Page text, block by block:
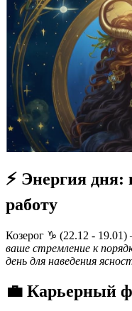
⚡ Энергия
работу
Козерог ♑️ (22.12 -
ваше стремление к
день для наведения
💼 Карьерный